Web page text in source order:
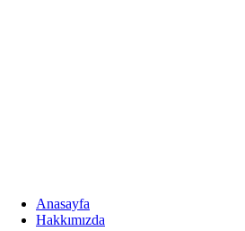
Anasayfa
Hakkımızda